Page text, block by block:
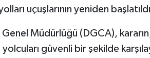
uçuşlarının yeniden
Genel Müdürlüğü (DGCA),
yolcuları güvenli bir şekilde